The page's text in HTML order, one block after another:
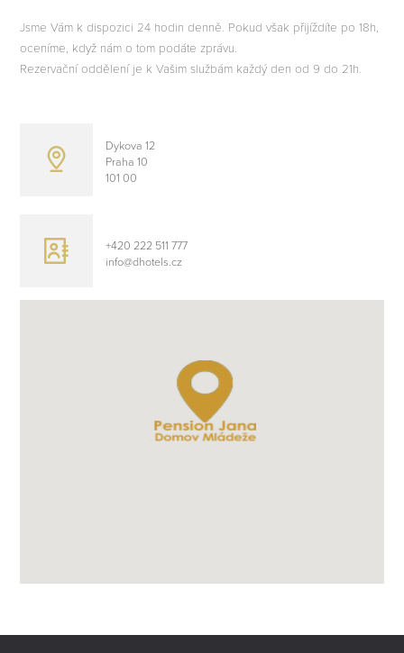
Jsme Vám k dispozici 24 hodin denně. Pokud však přijíždíte po 18h,
oceníme, když nám o tom podáte zprávu.
Rezervační oddělení je k Vašim službám každý den od 9 do 21h.
Dykova 12
Praha 10
101 00
+420 222 511 777
info@dhotels.cz